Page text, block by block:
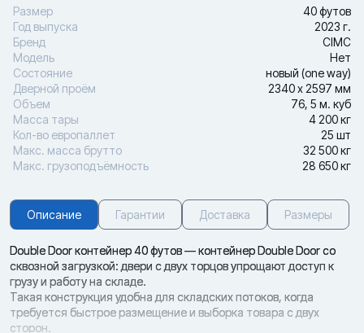
Размер
40 футов
Год выпуска
2023 г.
Бренд
CIMC
Модель
Нет
Состояние
новый (one way)
Дверной проём
2340 х 2597 мм
Объем
76, 5 м. куб
Масса тары
4 200 кг
Кол-во европаллет
25 шт
Макс. масса брутто
32 500 кг
Макс. грузоподъёмность
28 650 кг
Описание Гарантии Доставка Размеры
Double Door контейнер 40 футов — контейнер Double Door со
сквозной загрузкой: двери с двух торцов упрощают доступ к
грузу и работу на складе.
Такая конструкция удобна для складских потоков, когда
требуется быстрое размещение и выборка товара с двух
сторон.